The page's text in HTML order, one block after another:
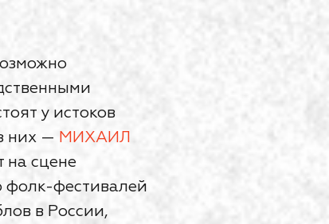
у истоков
них — МИХАИЛ
на сцене
фолк-фестивалей
в России,